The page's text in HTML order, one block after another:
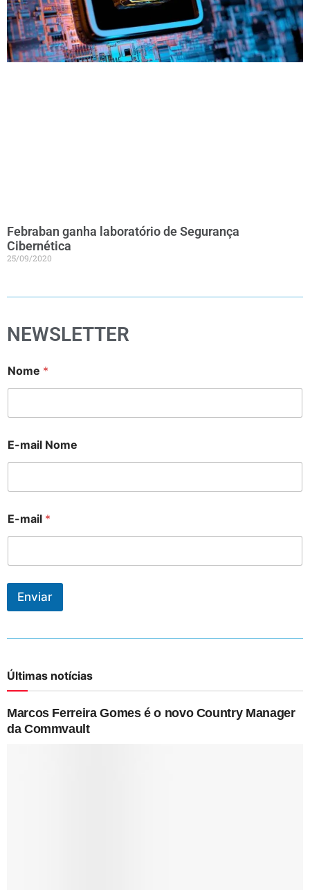
Febraban ganha laboratório de Segurança
Cibernética
25/09/2020
NEWSLETTER
Nome *
E-mail Nome
E-mail *
Enviar
Últimas notícias
Marcos Ferreira Gomes é o novo Country Manager
da Commvault